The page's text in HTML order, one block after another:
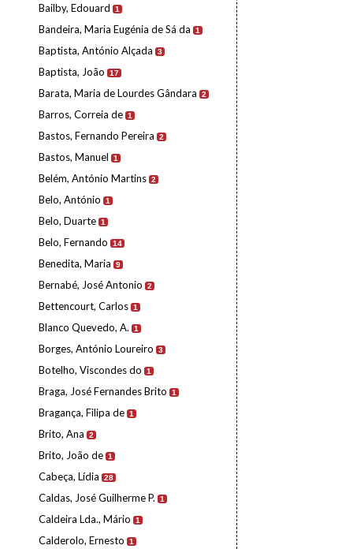
Bailby, Edouard 1
Bandeira, Maria Eugénia de Sá da 1
Baptista, António Alçada 3
Baptista, João 17
Barata, Maria de Lourdes Gândara 2
Barros, Correia de 1
Bastos, Fernando Pereira 2
Bastos, Manuel 1
Belém, António Martins 2
Belo, António 1
Belo, Duarte 1
Belo, Fernando 14
Benedita, Maria 9
Bernabé, José Antonio 2
Bettencourt, Carlos 1
Blanco Quevedo, A. 1
Borges, António Loureiro 3
Botelho, Viscondes do 1
Braga, José Fernandes Brito 1
Bragança, Filipa de 1
Brito, Ana 2
Brito, João de 1
Cabeça, Lídia 28
Caldas, José Guilherme P. 1
Caldeira Lda., Mário 1
Calderolo, Ernesto 1